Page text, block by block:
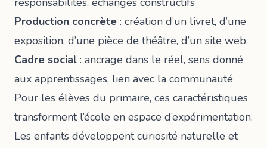
Production concrète : création d’un livret, d’une
exposition, d’une pièce de théâtre, d’un site web
Cadre social : ancrage dans le réel, sens donné
aux apprentissages, lien avec la communauté
Pour les élèves du primaire, ces caractéristiques
transforment l’école en espace d’expérimentation.
Les enfants développent curiosité naturelle et